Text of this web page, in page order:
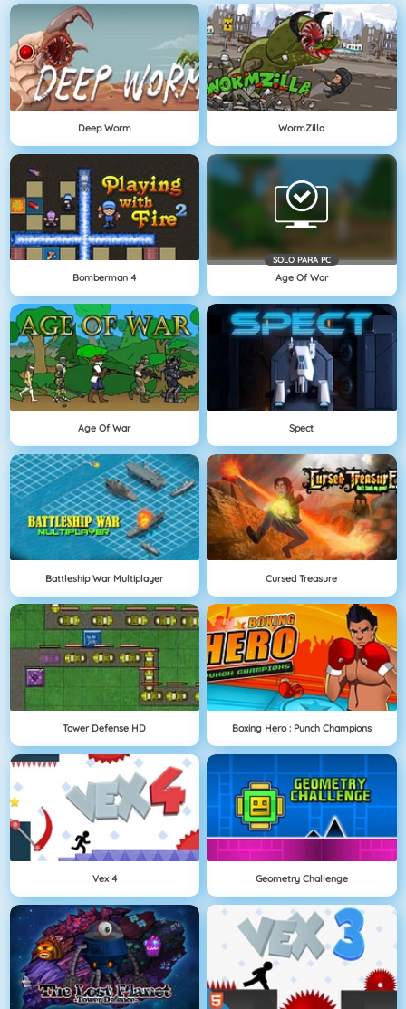
Deep Worm WormZilla
Bomberman 4
SOLO PARA PC
Age Of War
Age Of War Spect
Battleship War Multiplayer Cursed Treasure
Tower Defense HD Boxing Hero : Punch Champions
Vex 4 Geometry Challenge